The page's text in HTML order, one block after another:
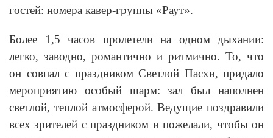
гостей: номера кавер-группы «Раут».
Более 1,5 часов пролетели на одном дыхании:
легко, заводно, романтично и ритмично. То, что
он совпал с праздником Светлой Пасхи, придало
мероприятию особый шарм: зал был наполнен
светлой, теплой атмосферой. Ведущие поздравили
всех зрителей с праздником и пожелали, чтобы он